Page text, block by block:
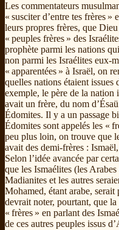
Les commentateurs
« susciter d’entre tes frères »
leurs propres frères, que
« peuples frères » des
prophète parmi les nations
non parmi les Israélites eux-
« apparentées » à Israël, on
quelles nations étaient issues
exemple, le père de la nation
avait un frère, du nom
Édomites. Il y a un passage
Édomites sont appelés les «
peu plus loin, on trouve que
avait des demi-frères :
Selon l’idée avancée par
que les Ismaélites (les
Madianites et les autres
Mohamed, étant arabe, serait
devrait noter, pourtant, que
« frères » en parlant des
de ces autres peuples issus